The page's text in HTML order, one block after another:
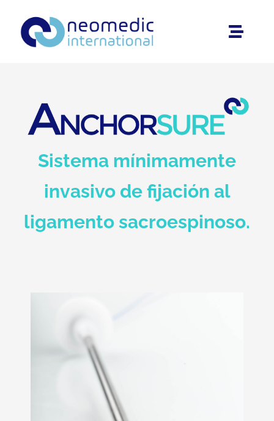
contenido
Toggle
Entrevistas
Área Privada
Sistema mínimamente
invasivo de fijación al
ligamento sacroespinoso.